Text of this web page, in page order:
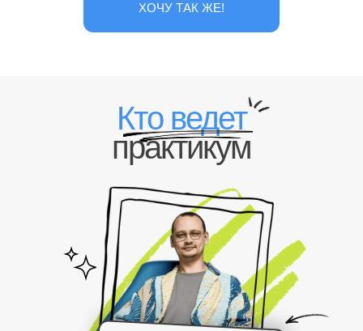
ХОЧУ ТАК ЖЕ!
Кто ведет
практикум